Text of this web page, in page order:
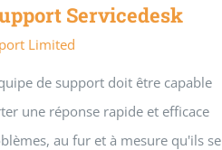
Servicedesk
Limited
de support doit être capable
une réponse rapide et efficace
au fur et à mesure qu'ils se